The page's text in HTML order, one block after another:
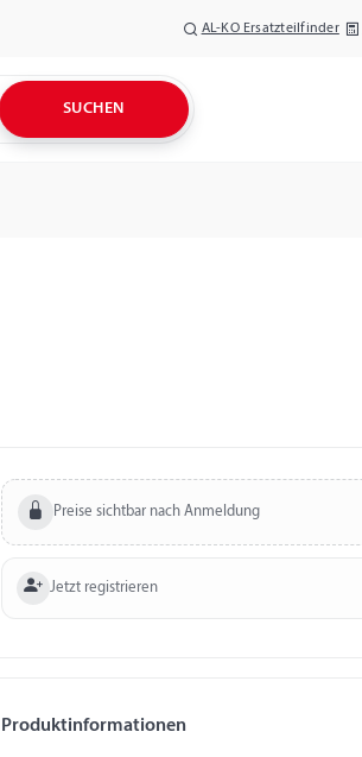
AL-KO Ersatzteilfinder
SUCHEN
Preise sichtbar nach Anmeldung
Jetzt registrieren
Produktinformationen